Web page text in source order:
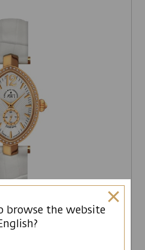
browse the website